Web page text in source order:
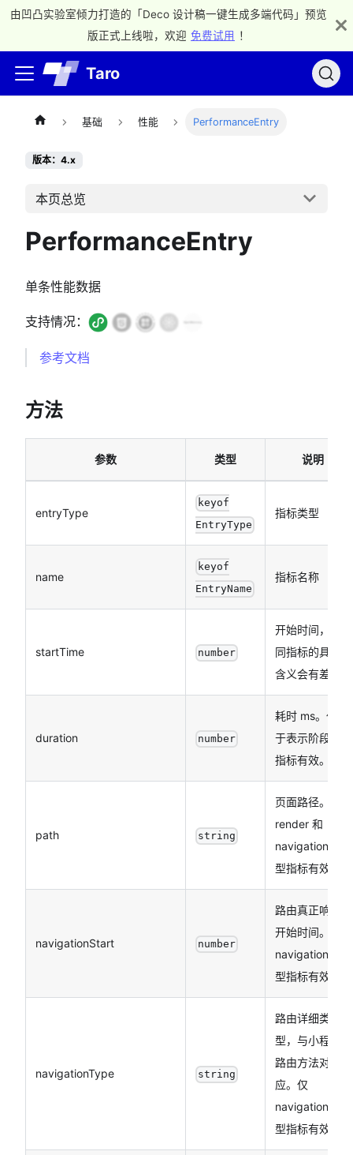
由凹凸实验室倾力打造的「Deco 设计稿一键生成多端代码」预览
版正式上线啦，欢迎 免费试用 ！
Taro
基础 性能 PerformanceEntry
版本：4.x
本页总览
PerformanceEntry
单条性能数据
支持情况：
参考文档
方法
参数 类型 说明
entryType
keyof
EntryType
指标类型
name
keyof
EntryName
指标名称
startTime number
开始时间，不
同指标的具体
含义会有差异
duration number
耗时 ms。仅对
于表示阶段的
指标有效。
path string
页面路径。仅
render 和
navigation 类
型指标有效。
navigationStart number
路由真正响应
开始时间。仅
navigation 类
型指标有效。
navigationType string
路由详细类
型，与小程序
路由方法对
应。仅
navigation 类
型指标有效。